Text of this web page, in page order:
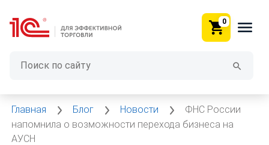
0
Главная Блог Новости
ФНС России
напомнила о возможности перехода бизнеса на
АУСН